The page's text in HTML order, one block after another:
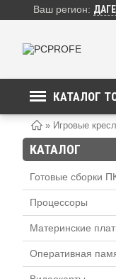
Ваш регион:
КАТАЛОГ
» Игровые
КАТАЛОГ
Готовые сборки
Процессоры
Материнские
Оперативная